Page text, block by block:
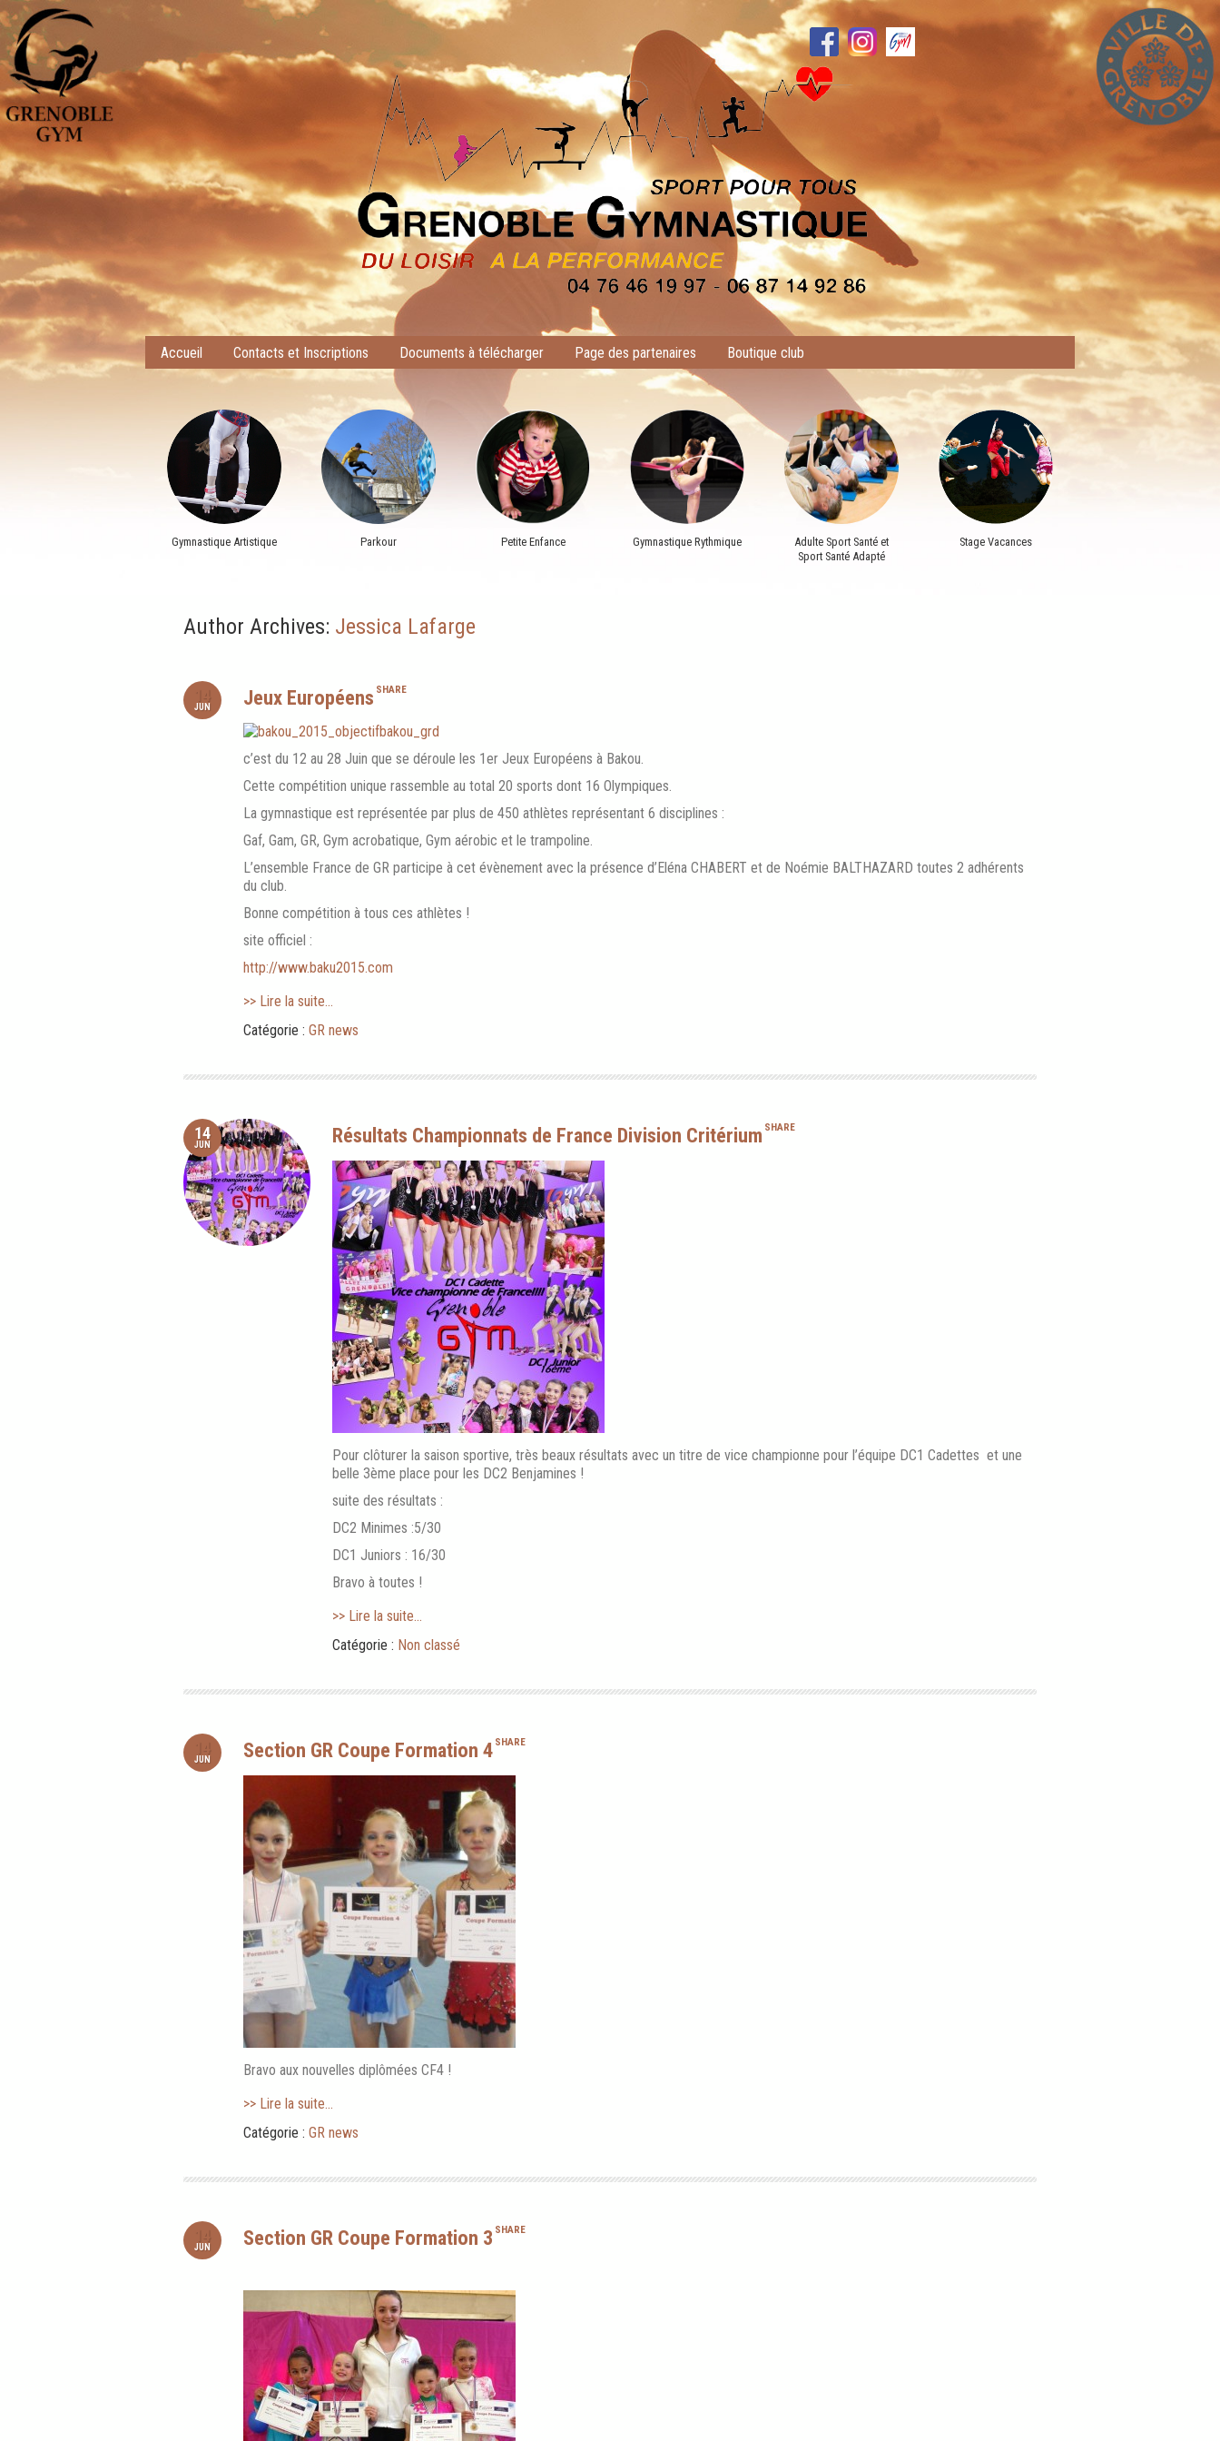
Accueil Contacts et Inscriptions Documents à télécharger Page des partenaires Boutique club
Gymnastique Artistique Parkour Petite Enfance Gymnastique Rythmique
Adulte Sport Santé et
Sport Santé Adapté
Stage Vacances
Author Archives: Jessica Lafarge
14
JUN Jeux Européens SHARE
c’est du 12 au 28 Juin que se déroule les 1er Jeux Européens à Bakou.
Cette compétition unique rassemble au total 20 sports dont 16 Olympiques.
La gymnastique est représentée par plus de 450 athlètes représentant 6 disciplines :
Gaf, Gam, GR, Gym acrobatique, Gym aérobic et le trampoline.
L’ensemble France de GR participe à cet évènement avec la présence d’Eléna CHABERT et de Noémie BALTHAZARD toutes 2 adhérents
du club.
Bonne compétition à tous ces athlètes !
site officiel :
http://www.baku2015.com
>> Lire la suite...
Catégorie : GR news
14
JUN Résultats Championnats de France Division Critérium SHARE
Pour clôturer la saison sportive, très beaux résultats avec un titre de vice championne pour l’équipe DC1 Cadettes et une
belle 3ème place pour les DC2 Benjamines !
suite des résultats :
DC2 Minimes :5/30
DC1 Juniors : 16/30
Bravo à toutes !
>> Lire la suite...
Catégorie : Non classé
14
JUN Section GR Coupe Formation 4 SHARE
Bravo aux nouvelles diplômées CF4 !
>> Lire la suite...
Catégorie : GR news
14
JUN Section GR Coupe Formation 3 SHARE